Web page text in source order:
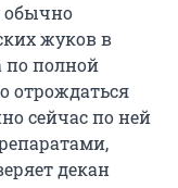
обычно
жуков в
по полной
отрождаться
сейчас по ней
декан